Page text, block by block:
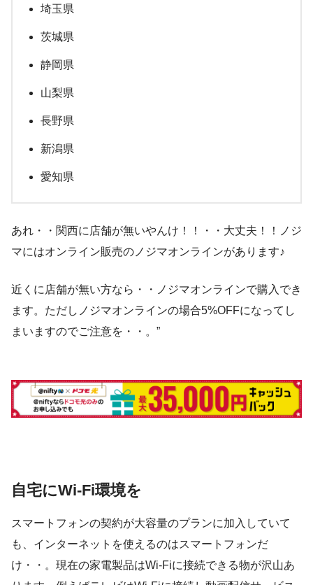
埼玉県
茨城県
静岡県
山梨県
長野県
新潟県
愛知県
あれ・・関西に店舗が無いやんけ！！・・大丈夫！！ノジ
マにはオンライン販売のノジマオンラインがあります♪
近くに店舗が無い方なら・・ノジマオンラインで購入でき
ます。ただしノジマオンラインの場合5%OFFになってし
まいますのでご注意を・・。”
自宅にWi-Fi環境を
スマートフォンの契約が大容量のプランに加入していて
も、インターネットを使えるのはスマートフォンだ
け・・。現在の家電製品はWi-Fiに接続できる物が沢山あ